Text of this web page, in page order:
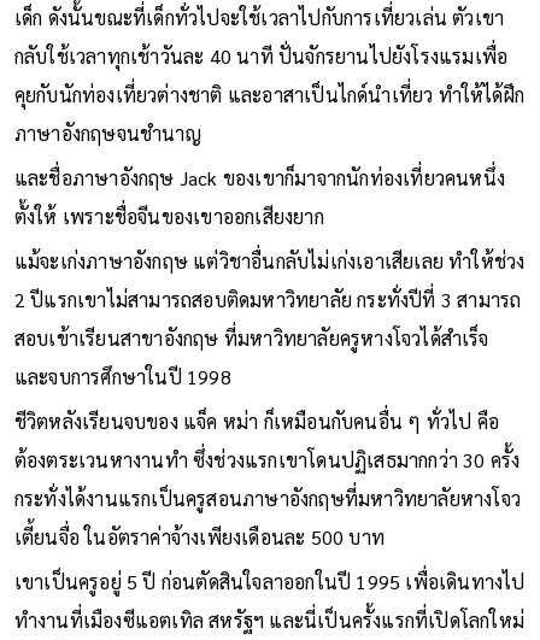
เด็ก ดังนั้นขณะที่เด็กทั่วไปจะใช้เวลาไปกับการเที่ยวเล่น ตัวเขา
กลับใช้เวลาทุกเช้าวันละ 40 นาที ปั่นจักรยานไปยังโรงแรมเพื่อ
คุยกับนักท่องเที่ยวต่างชาติ และอาสาเป็นไกด์นำเที่ยว ทำให้ได้ฝึก
ภาษาอังกฤษจนชำนาญ
และชื่อภาษาอังกฤษ Jack ของเขาก็มาจากนักท่องเที่ยวคนหนึ่ง
ตั้งให้ เพราะชื่อจีนของเขาออกเสียงยาก
แม้จะเก่งภาษาอังกฤษ แต่วิชาอื่นกลับไม่เก่งเอาเสียเลย ทำให้ช่วง
2 ปีแรกเขาไม่สามารถสอบติดมหาวิทยาลัย กระทั่งปีที่ 3 สามารถ
สอบเข้าเรียนสาขาอังกฤษ ที่มหาวิทยาลัยครูหางโจวได้สำเร็จ
และจบการศึกษาในปี 1998
ชีวิตหลังเรียนจบของ แจ็ค หม่า ก็เหมือนกับคนอื่น ๆ ทั่วไป คือ
ต้องตระเวนหางานทำ ซึ่งช่วงแรกเขาโดนปฏิเสธมากกว่า 30 ครั้ง
กระทั่งได้งานแรกเป็นครูสอนภาษาอังกฤษที่มหาวิทยาลัยหางโจว
เตี้ยนจื่อ ในอัตราค่าจ้างเพียงเดือนละ 500 บาท
เขาเป็นครูอยู่ 5 ปี ก่อนตัดสินใจลาออกในปี 1995 เพื่อเดินทางไป
ทำงานที่เมืองซีแอตเทิล สหรัฐฯ และนี่เป็นครั้งแรกที่เปิดโลกใหม่